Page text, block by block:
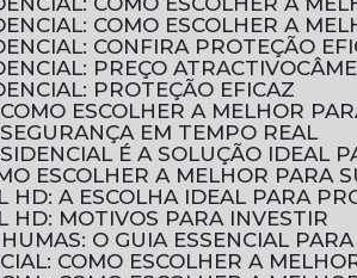
COMO ESCOLHER A
CONFIRA PROTEÇÃO
PREÇO ATRACTIVO
PROTEÇÃO EFICAZ
ESCOLHER A MELHOR
EM TEMPO REAL
É A SOLUÇÃO IDEAL
ESCOLHER A MELHOR PARA
HD: A ESCOLHA IDEAL PARA
HD: MOTIVOS PARA INVESTIR
O GUIA ESSENCIAL
COMO ESCOLHER A